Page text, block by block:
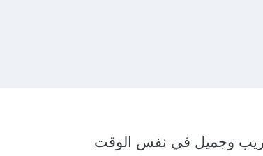
وجميل في نفس الوقت